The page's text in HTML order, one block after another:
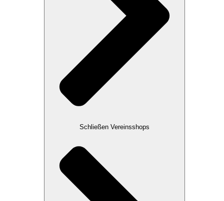
Schließen Vereinsshops